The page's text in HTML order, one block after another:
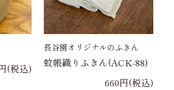
(税込)
長谷園オリジナルのふきん
蚊帳織りふきん(ACK-88)
660円(税込)